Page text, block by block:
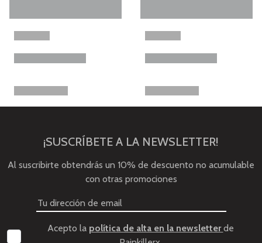
¡SUSCRÍBETE A LA NEWSLETTER!
Al suscribirte obtendrás un 10% de descuento no acumulable
con otras promociones
Acepto la política de alta en la newsletterde